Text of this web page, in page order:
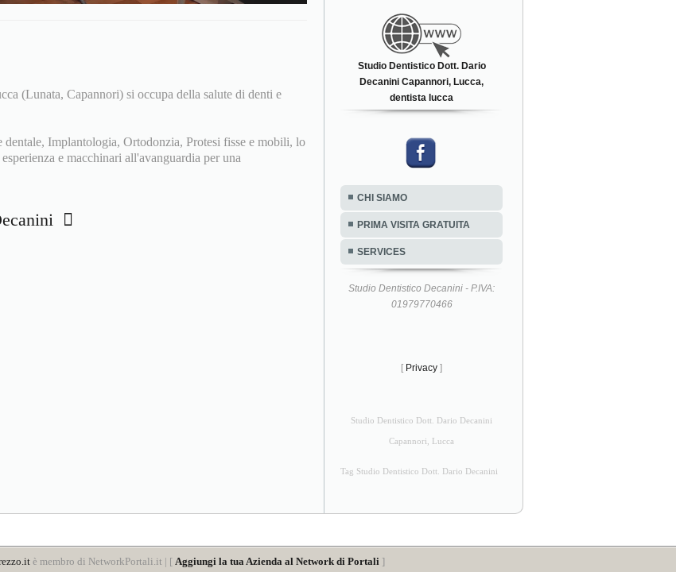
(Lunata, Capannori) si occupa della salute di denti e
dentale, Implantologia, Ortodonzia, Protesi fisse e mobili, lo
e macchinari all'avanguardia per una
Studio Dentistico Dott. Dario
Decanini Capannori, Lucca,
dentista lucca
CHI SIAMO
PRIMA VISITA GRATUITA
SERVICES
Studio Dentistico Decanini - P.IVA:
01979770466
[ Privacy ]
Studio Dentistico Dott. Dario Decanini
Capannori, Lucca
Tag Studio Dentistico Dott. Dario Decanini
è membro di NetworkPortali.it | [ Aggiungi la tua Azienda al Network di Portali ]